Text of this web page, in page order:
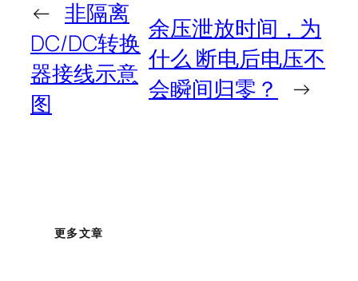
← 非隔离
DC/DC转换
器接线示意
图
余压泄放时间，为
什么 断电后电压不
会瞬间归零？
→
更多文章